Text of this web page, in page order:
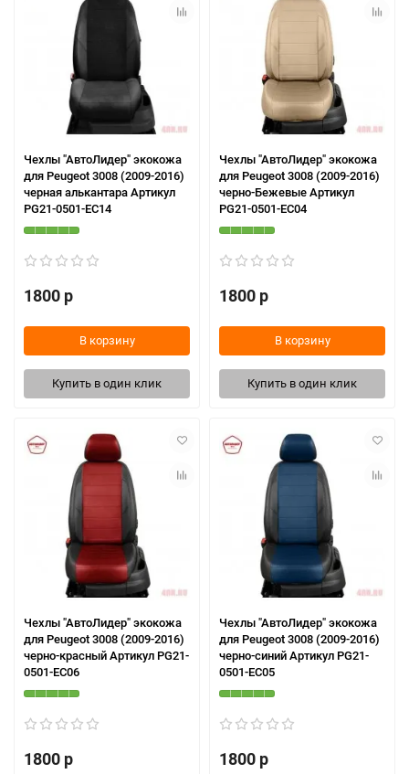
Чехлы "АвтоЛидер" экокожа
для Peugeot 3008 (2009-2016)
черная алькантара Артикул
PG21-0501-EC14
1800 р
В корзину
Купить в один клик
Чехлы "АвтоЛидер" экокожа
для Peugeot 3008 (2009-2016)
черно-Бежевые Артикул
PG21-0501-EC04
1800 р
В корзину
Купить в один клик
Чехлы "АвтоЛидер" экокожа
для Peugeot 3008 (2009-2016)
черно-красный Артикул PG21-
0501-EC06
1800 р
Чехлы "АвтоЛидер" экокожа
для Peugeot 3008 (2009-2016)
черно-синий Артикул PG21-
0501-EC05
1800 р